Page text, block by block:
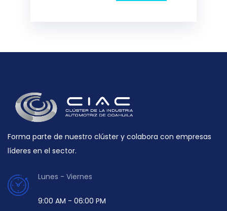
Forma parte de nuestro clúster y colabora con empresas
líderes en el sector.
Lunes - Viernes
9:00 AM - 06:00 PM